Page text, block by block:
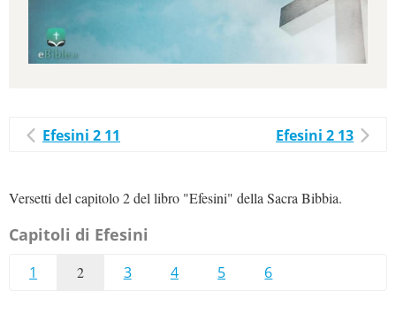
Efesini 2 11 Efesini 2 13
Versetti del capitolo 2 del libro "Efesini" della Sacra Bibbia.
Capitoli di Efesini
1 2 3 4 5 6